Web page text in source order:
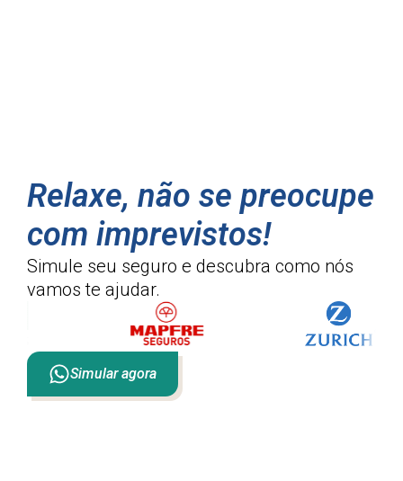
Relaxe, não se preocupe
com imprevistos!
Simule seu seguro e descubra como nós
vamos te ajudar.
Simular agora